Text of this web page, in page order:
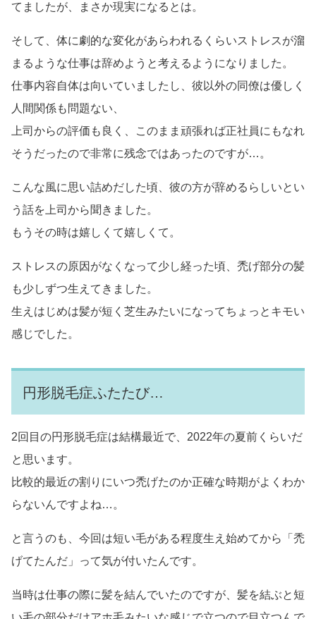
てましたが、まさか現実になるとは。
そして、体に劇的な変化があらわれるくらいストレスが溜
まるような仕事は辞めようと考えるようになりました。
仕事内容自体は向いていましたし、彼以外の同僚は優しく
人間関係も問題ない、
上司からの評価も良く、このまま頑張れば正社員にもなれ
そうだったので非常に残念ではあったのですが…。
こんな風に思い詰めだした頃、彼の方が辞めるらしいとい
う話を上司から聞きました。
もうその時は嬉しくて嬉しくて。
ストレスの原因がなくなって少し経った頃、禿げ部分の髪
も少しずつ生えてきました。
生えはじめは髪が短く芝生みたいになってちょっとキモい
感じでした。
円形脱毛症ふたたび…
2回目の円形脱毛症は結構最近で、2022年の夏前くらいだ
と思います。
比較的最近の割りにいつ禿げたのか正確な時期がよくわか
らないんですよね…。
と言うのも、今回は短い毛がある程度生え始めてから「禿
げてたんだ」って気が付いたんです。
当時は仕事の際に髪を結んでいたのですが、髪を結ぶと短